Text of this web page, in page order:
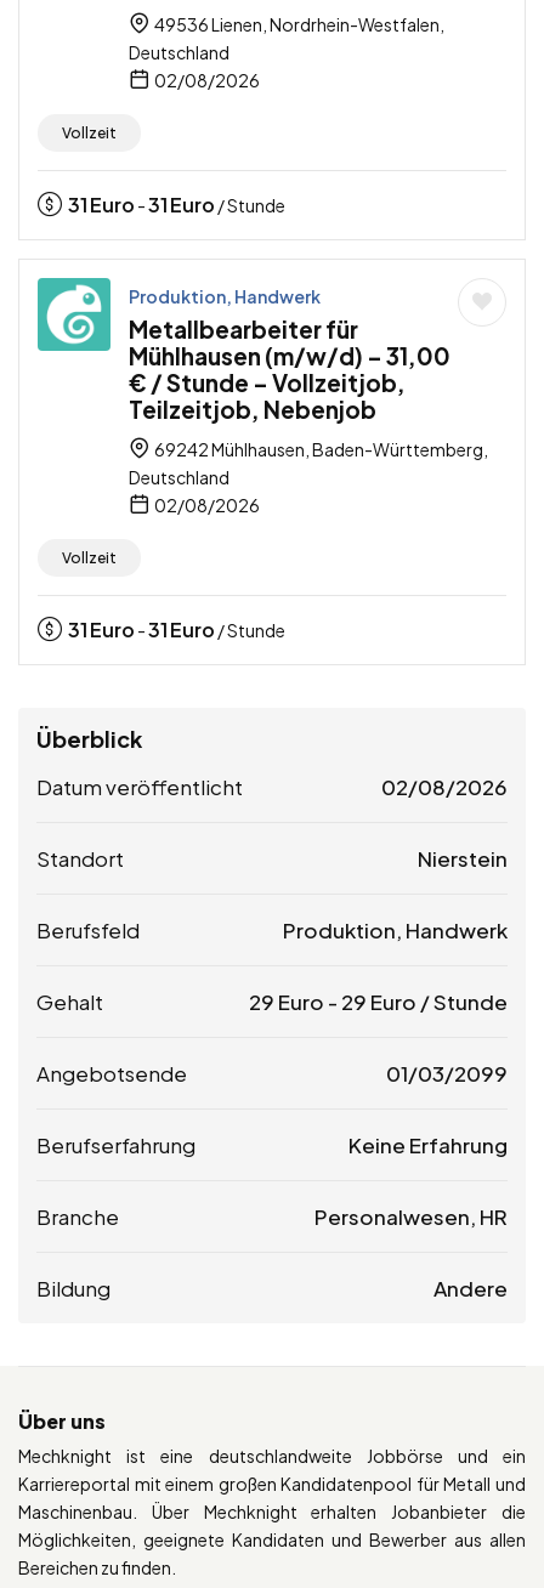
49536 Lienen, Nordrhein-Westfalen,
Deutschland
02/08/2026
Vollzeit
31Euro -31Euro / Stunde
Produktion, Handwerk
Metallbearbeiter für
Mühlhausen (m/w/d) – 31,00
€ / Stunde – Vollzeitjob,
Teilzeitjob, Nebenjob
69242 Mühlhausen, Baden-Württemberg,
Deutschland
02/08/2026
Vollzeit
31Euro -31Euro / Stunde
Überblick
Datum veröffentlicht 02/08/2026
Standort Nierstein
Berufsfeld Produktion, Handwerk
Gehalt 29 Euro - 29 Euro / Stunde
Angebotsende 01/03/2099
Berufserfahrung Keine Erfahrung
Branche Personalwesen, HR
Bildung Andere
Über uns
Mechknight ist eine deutschlandweite Jobbörse und ein
Karriereportal mit einem großen Kandidatenpool für Metall und
Maschinenbau. Über Mechknight erhalten Jobanbieter die
Möglichkeiten, geeignete Kandidaten und Bewerber aus allen
Bereichen zu finden.